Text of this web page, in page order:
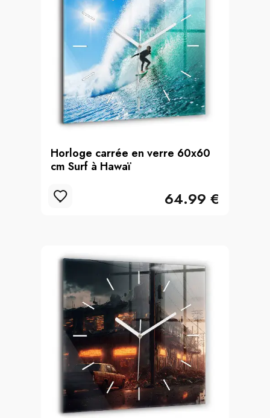
Horloge carrée en verre 60x60
cm Surf à Hawaï
64.99 €